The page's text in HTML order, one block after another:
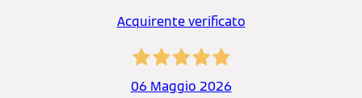
Acquirente verificato
06 Maggio 2026